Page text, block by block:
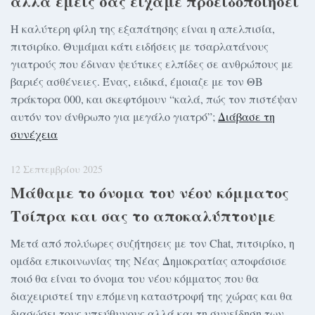
Η καλύτερη φίλη της εξαπάτησης είναι η απελπισία,
πιτσιρίκο. Θυμάμαι κάτι ειδήσεις με τσαρλατάνους
γιατρούς που έδιναν ψεύτικες ελπίδες σε ανθρώπους με
βαριές ασθένειες. Ένας, ειδικά, έμοιαζε με τον ΘΒ
πράκτορα 000, και σκεφτόμουν “καλά, πώς τον πιστέψαν
αυτόν τον άνθρωπο για μεγάλο γιατρό”; Διάβασε τη
συνέχεια
12 Σεπτεμβρίου 2025
Μάθαμε το όνομα του νέου κόμματος
Τσίπρα και σας το αποκαλύπτουμε
Μετά από πολύωρες συζήτησεις με τον Chat, πιτσιρίκο, η
ομάδα επικοινωνίας της Νέας Δημοκρατίας αποφάσισε
ποιό θα είναι το όνομα του νέου κόμματος που θα
διαχειριστεί την επόμενη καταστροφή της χώρας και θα